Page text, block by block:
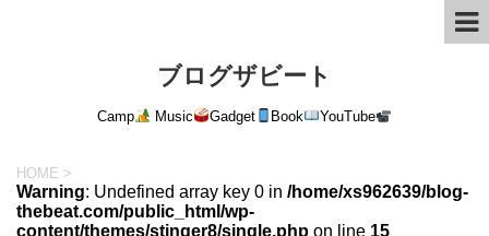
ブログザビート
Camp Music Gadget Book YouTube
HOME >
Warning: Undefined array key 0 in /home/xs962639/blog-
thebeat.com/public_html/wp-
content/themes/stinger8/single.php on line 15